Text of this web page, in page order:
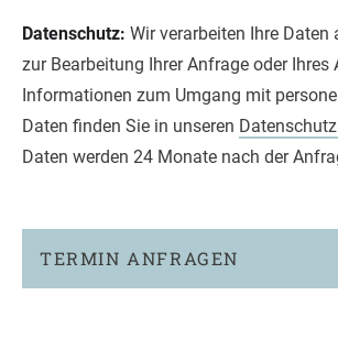
Datenschutz: Wir verarbeiten Ihre
zur Bearbeitung Ihrer Anfrage oder Ihres
Informationen zum Umgang mit
Daten finden Sie in unseren
Daten werden 24 Monate nach der
TERMIN ANFRAGEN